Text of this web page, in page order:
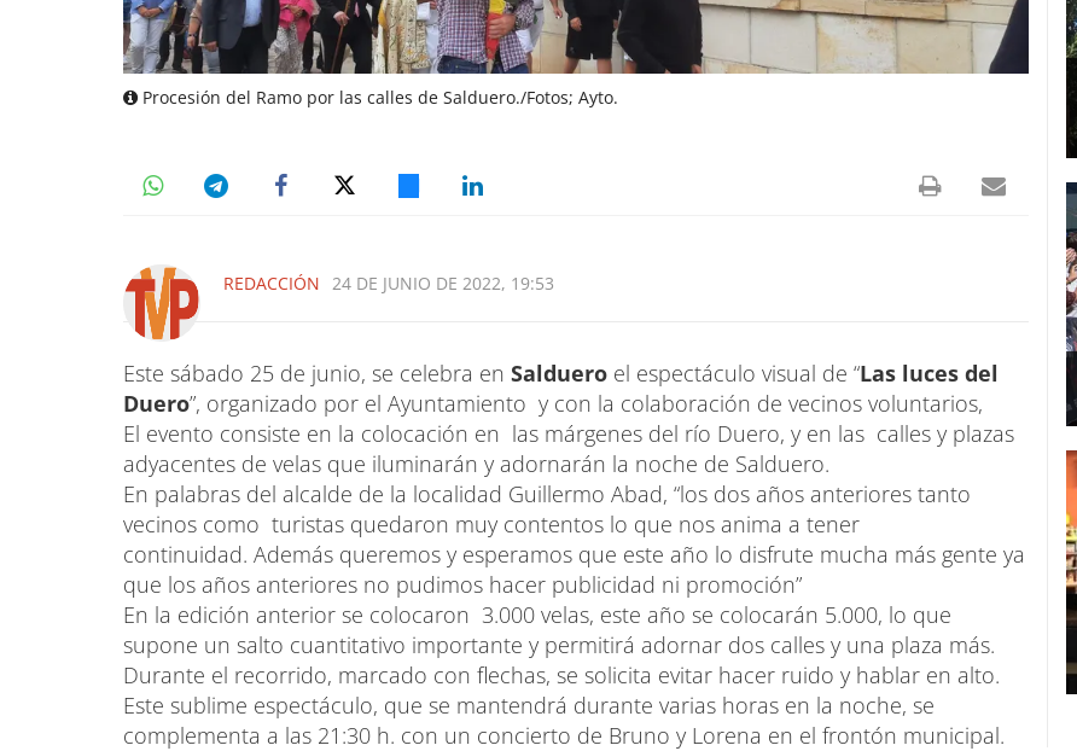
Procesión del Ramo por las calles de Salduero./Fotos; Ayto.
REDACCIÓN 24 DE JUNIO DE 2022, 19:53
Este sábado 25 de junio, se celebra en Salduero el espectáculo visual de “Las luces del
Duero”, organizado por el Ayuntamiento y con la colaboración de vecinos voluntarios,
El evento consiste en la colocación en las márgenes del río Duero, y en las calles y plazas
adyacentes de velas que iluminarán y adornarán la noche de Salduero.
En palabras del alcalde de la localidad Guillermo Abad, “los dos años anteriores tanto
vecinos como turistas quedaron muy contentos lo que nos anima a tener
continuidad. Además queremos y esperamos que este año lo disfrute mucha más gente ya
que los años anteriores no pudimos hacer publicidad ni promoción”
En la edición anterior se colocaron 3.000 velas, este año se colocarán 5.000, lo que
supone un salto cuantitativo importante y permitirá adornar dos calles y una plaza más.
Durante el recorrido, marcado con flechas, se solicita evitar hacer ruido y hablar en alto.
Este sublime espectáculo, que se mantendrá durante varias horas en la noche, se
complementa a las 21:30 h. con un concierto de Bruno y Lorena en el frontón municipal.